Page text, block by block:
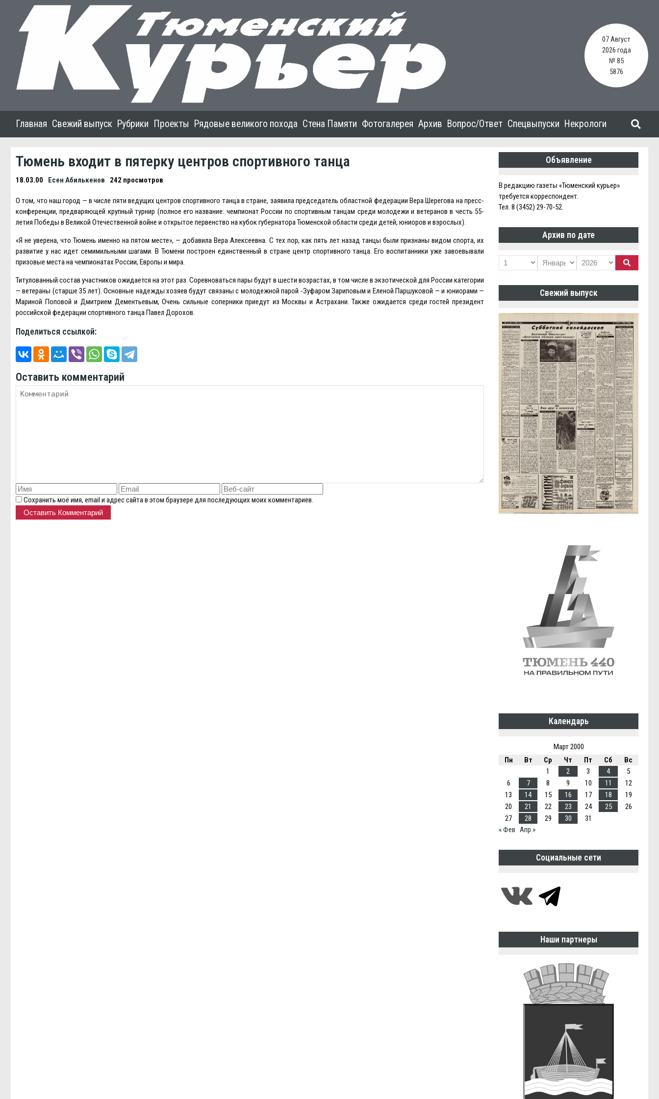
07 Август
2026 года
№ 85
5876
Главная Свежий выпуск Рубрики Проекты Рядовые великого похода Стена Памяти Фотогалерея Архив Вопрос/Ответ Спецвыпуски Некрологи
Тюмень входит в пятерку центров спортивного танца
18.03.00 Есен Абилькенов 242 просмотров
О том, что наш город — в числе пяти ведущих центров спортивного танца в стране, заявила председатель областной федерации Вера Шерегова на пресс-
конференции, предваряющей крупный турнир (полное его название: чемпионат России по спортивным танцам среди молодежи и ветеранов в честь 55-
летия Победы в Великой Отечественной войне и открытое первенство на кубок губернатора Тюменской области среди детей, юниоров и взрослых).
«Я не уверена, что Тюмень именно на пятом месте», — добавила Вера Алексеевна. С тех пор, как пять лет назад танцы были признаны видом спорта, их
развитие у нас идет семимильными шагами. В Тюмени построен единственный в стране центр спортивного танца. Eго воспитанники уже завоевывали
призовые места на чемпионатах России, Eвропы и мира.
Титулованный состав участников ожидается на этот раз. Соревноваться пары будут в шести возрастах, в том числе в экзотической для России категории
— ветераны (старше 35 лет). Основные надежды хозяев будут связаны с молодежной парой -Зуфаром Зариповым и Eленой Паршуковой — и юниорами —
Мариной Поповой и Дмитрием Дементьевым, Очень сильные соперники приедут из Москвы и Астрахани. Также ожидается среди гостей президент
российской федерации спортивного танца Павел Дорохов.
Поделиться ссылкой:
Оставить комментарий
Сохранить моё имя, email и адрес сайта в этом браузере для последующих моих комментариев.
Объявление
В редакцию газеты «Тюменский курьер»
требуется корреспондент.
Тел. 8 (3452) 29-70-52.
Архив по дате
Свежий выпуск
Календарь
Март 2000
Пн
Вт Ср Чт Пт Сб
Вс
1
2 3 4
5
6
7 8 9 10 11
12
13
14 15 16 17 18
19
20
21 22 23 24 25
26
27
28 29 30
31
« Фев Апр »
Социальные сети
Наши партнеры